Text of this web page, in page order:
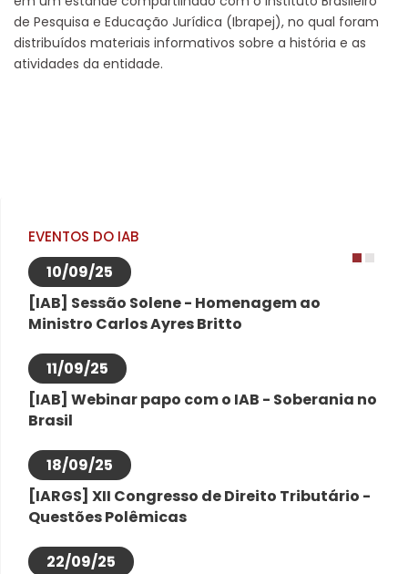
de Pesquisa e Educação Jurídica (Ibrapej), no qual foram
distribuídos materiais informativos sobre a história e as
atividades da entidade.
EVENTOS DO IAB
10/09/25
[IAB] Sessão Solene - Homenagem ao
Ministro Carlos Ayres Britto
11/09/25
[IAB] Webinar papo com o IAB - Soberania no
Brasil
18/09/25
[IARGS] XII Congresso de Direito Tributário -
Questões Polêmicas
22/09/25